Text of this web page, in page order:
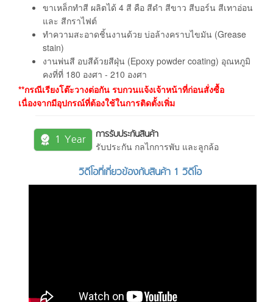
ขาเหล็กทำสี ผลิตได้ 4 สี คือ สีดำ สีขาว สีบอร์น สีเทาอ่อน
และ สีกราไฟต์
ทำความสะอาดชิ้นงานด้วย บ่อล้างคราบไขมัน (Grease
stain)
งานพ่นสี อบสีด้วยสีฝุ่น (Epoxy powder coating) อุณหภูมิ
คงที่ที่ 180 องศา - 210 องศา
**กรณีเรียงโต๊ะวางต่อกัน รบกวนแจ้งเจ้าหน้าที่ก่อนสั่งซื้อ
เนื่องจากมีอุปกรณ์ที่ต้องใช้ในการติดตั้งเพิ่ม
1 Year การรับประกันสินค้า
รับประกัน กลไกการพับ และลูกล้อ
วิดีโอที่เกี่ยวข้องกับสินค้า 1 วิดีโอ